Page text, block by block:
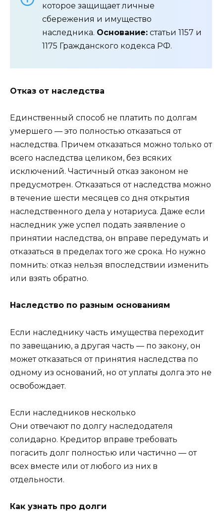
которое защищает личные
сбережения и имущество
наследника. Основание: статьи 1157 и
1175 Гражданского кодекса РФ.
Отказ от наследства
Единственный способ не платить по долгам
умершего — это полностью отказаться от
наследства. Причем отказаться можно только от
всего наследства целиком, без всяких
исключений. Частичный отказ законом не
предусмотрен. Отказаться от наследства можно
в течение шести месяцев со дня открытия
наследственного дела у нотариуса. Даже если
наследник уже успел подать заявление о
принятии наследства, он вправе передумать и
отказаться в пределах того же срока. Но нужно
помнить: отказ нельзя впоследствии изменить
или взять обратно.
Наследство по разным основаниям
Если наследнику часть имущества переходит
по завещанию, а другая часть — по закону, он
может отказаться от принятия наследства по
одному из оснований, но от уплаты долга это не
освобождает.
Если наследников несколько
Они отвечают по долгу наследодателя
солидарно. Кредитор вправе требовать
погасить долг полностью или частично — от
всех вместе или от любого из них в
отдельности.
Как узнать про долги